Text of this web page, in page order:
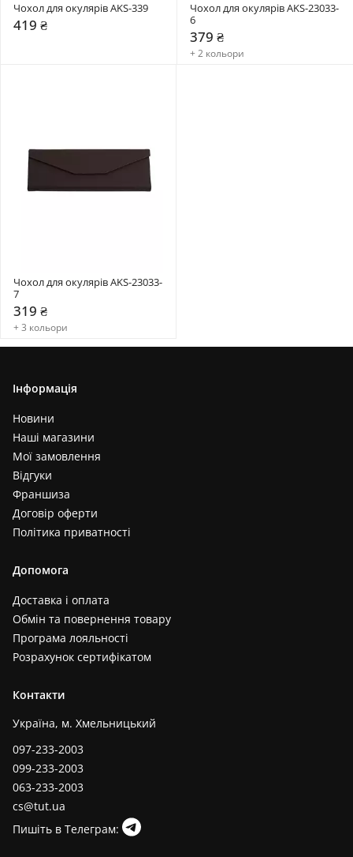
Чохол для окулярів AKS-339
419 ₴
Чохол для окулярів AKS-23033-
6
379 ₴
+ 2 кольори
Чохол для окулярів AKS-23033-
7
319 ₴
+ 3 кольори
Інформація
Новини
Наші магазини
Мої замовлення
Відгуки
Франшиза
Договір оферти
Політика приватності
Допомога
Доставка і оплата
Обмін та повернення товару
Програма лояльності
Розрахунок сертифікатом
Контакти
Україна, м. Хмельницький
097-233-2003
099-233-2003
063-233-2003
cs@tut.ua
Пишіть в Телеграм: